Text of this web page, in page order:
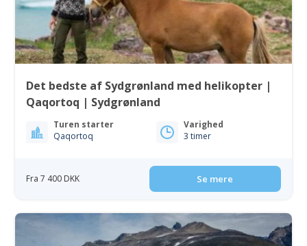
Det bedste af Sydgrønland med helikopter |
Qaqortoq | Sydgrønland
Turen starter
Qaqortoq
Varighed
3 timer
Fra 7 400 DKK Se mere